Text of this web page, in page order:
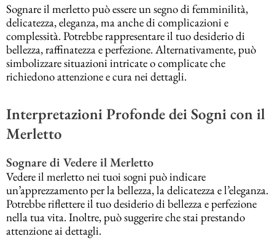
Sognare il merletto può essere un segno di femminilità,
delicatezza, eleganza, ma anche di complicazioni e
complessità. Potrebbe rappresentare il tuo desiderio di
bellezza, raffinatezza e perfezione. Alternativamente, può
simbolizzare situazioni intricate o complicate che
richiedono attenzione e cura nei dettagli.
Interpretazioni Profonde dei Sogni con il
Merletto
Sognare di Vedere il Merletto
Vedere il merletto nei tuoi sogni può indicare
un’apprezzamento per la bellezza, la delicatezza e l’eleganza.
Potrebbe riflettere il tuo desiderio di bellezza e perfezione
nella tua vita. Inoltre, può suggerire che stai prestando
attenzione ai dettagli.